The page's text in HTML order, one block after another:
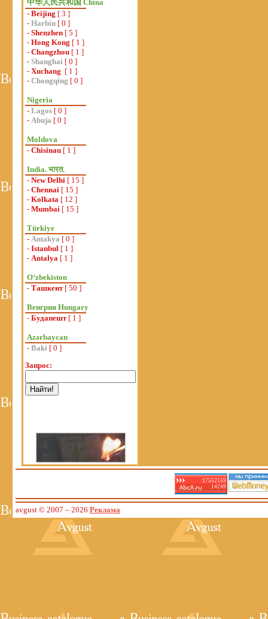
中华人民共和国 China
- Beijing [ 3 ]
- Harbin [ 0 ]
- Shenzhen [ 5 ]
- Hong Kong [ 1 ]
- Changzhou [ 1 ]
- Shanghai [ 0 ]
- Xuchang [ 1 ]
- Chongqing [ 0 ]
Nigeria
- Lagos [ 0 ]
- Abuja [ 0 ]
Moldova
- Chisinau [ 1 ]
India. भारत.
- New Delhi [ 15 ]
- Chennai [ 15 ]
- Kolkata [ 12 ]
- Mumbai [ 15 ]
Türkiye
- Antakya [ 0 ]
- Istanbul [ 1 ]
- Antalya [ 1 ]
Oʻzbekiston
- Ташкент[ 50 ]
Венгрия Hungary
- Будапешт[ 1 ]
Azərbaycan
- Baki [ 0 ]
Запрос:
17552159
14249
avgust © 2007 – 2026 Реклама